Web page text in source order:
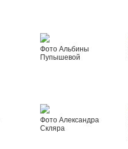
Фото Альбины
Пупышевой
Фото Александра
Скляра